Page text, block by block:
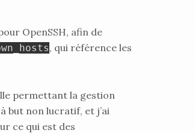
OpenSSH, afin de
, qui référence les
permettant la gestion
but non lucratif, et j’ai
ce qui est des